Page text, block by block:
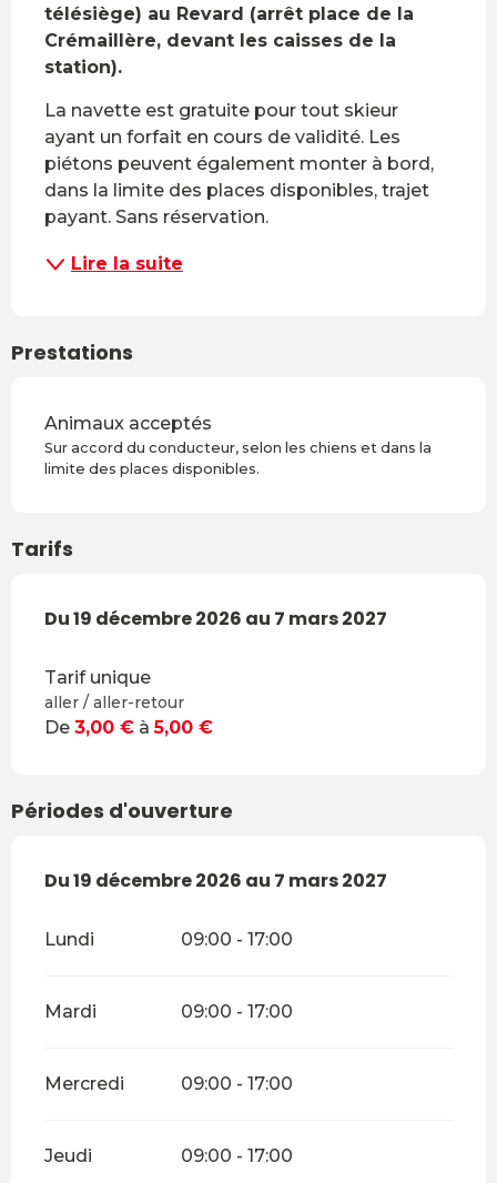
télésiège) au Revard (arrêt place de la
Crémaillère, devant les caisses de la
station).
La navette est gratuite pour tout skieur
ayant un forfait en cours de validité. Les
piétons peuvent également monter à bord,
dans la limite des places disponibles, trajet
payant. Sans réservation.
Lire la suite
Prestations
Animaux acceptés
Sur accord du conducteur, selon les chiens et dans la
limite des places disponibles.
Tarifs
Du19 décembre 2026 au 7 mars 2027
Du19 décembre 2026 au 7 mars 2027
Tarif unique
aller / aller-retour
De 3,00 € à5,00 €
Périodes d'ouverture
Du19 décembre 2026 au 7 mars 2027
Du19 décembre 2026 au 7 mars 2027
Lundi 09:00 - 17:00
Mardi 09:00 - 17:00
Mercredi 09:00 - 17:00
Jeudi 09:00 - 17:00